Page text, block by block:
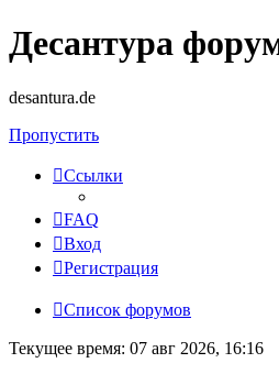
Десантура
desantura.de
Пропустить
Ссылки
FAQ
Вход
Регистрация
Список форумов
Текущее время: 07 авг 2026, 16:16